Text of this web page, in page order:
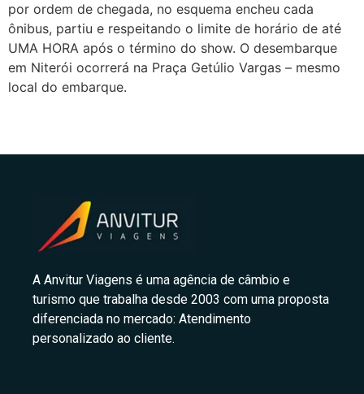
por ordem de chegada, no esquema encheu cada
ônibus, partiu e respeitando o limite de horário de até
UMA HORA após o término do show. O desembarque
em Niterói ocorrerá na Praça Getúlio Vargas – mesmo
local do embarque.
A Anvitur Viagens é uma agência de câmbio e
turismo que trabalha desde 2003 com uma proposta
diferenciada no mercado: Atendimento
personalizado ao cliente.